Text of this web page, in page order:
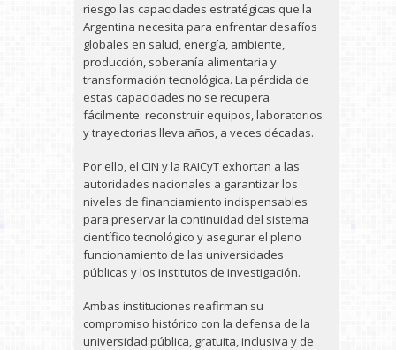
riesgo las capacidades estratégicas que la
Argentina necesita para enfrentar desafíos
globales en salud, energía, ambiente,
producción, soberanía alimentaria y
transformación tecnológica. La pérdida de
estas capacidades no se recupera
fácilmente: reconstruir equipos, laboratorios
y trayectorias lleva años, a veces décadas.
Por ello, el CIN y la RAICyT exhortan a las
autoridades nacionales a garantizar los
niveles de financiamiento indispensables
para preservar la continuidad del sistema
científico tecnológico y asegurar el pleno
funcionamiento de las universidades
públicas y los institutos de investigación.
Ambas instituciones reafirman su
compromiso histórico con la defensa de la
universidad pública, gratuita, inclusiva y de